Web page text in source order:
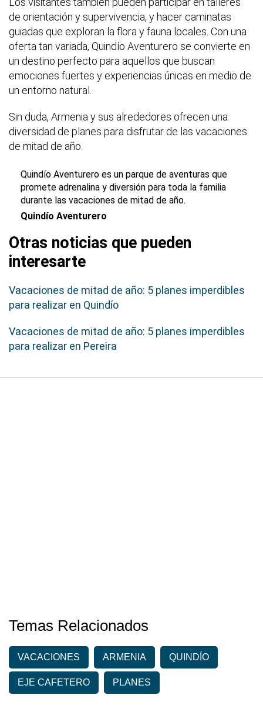
de orientación y supervivencia, y hacer caminatas
guiadas que exploran la flora y fauna locales. Con una
oferta tan variada, Quindío Aventurero se convierte en
un destino perfecto para aquellos que buscan
emociones fuertes y experiencias únicas en medio de
un entorno natural.
Sin duda, Armenia y sus alrededores ofrecen una
diversidad de planes para disfrutar de las vacaciones
de mitad de año.
Quindío Aventurero es un parque de aventuras que
promete adrenalina y diversión para toda la familia
durante las vacaciones de mitad de año.
Quindío Aventurero
Otras noticias que pueden
interesarte
Vacaciones de mitad de año: 5 planes imperdibles
para realizar en Quindío
Vacaciones de mitad de año: 5 planes imperdibles
para realizar en Pereira
Temas Relacionados
VACACIONES ARMENIA QUINDÍO
EJE CAFETERO PLANES